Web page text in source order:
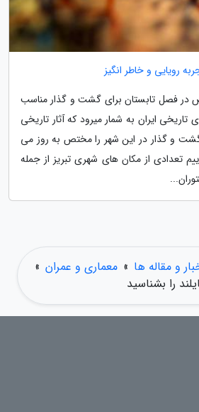
رویایی و خاطر انگیز
فصل تابستان برای گشت و گذار مناسب
ایران به شمار میرود که آثار تاریخی
و گذار در این شهر را مختص به روز می
تعدادی از مکان های شهری تبریز از جمله
و مقاله ها » معماری و عمران »
را بشناسید